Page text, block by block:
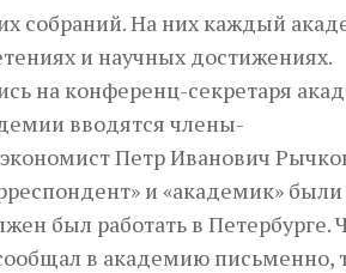
собраний. На них каждый
и научных достижениях.
на конференц-секретаря
вводятся члены-
Петр Иванович
и «академик» были
был работать в Петербурге.
в академию письменно,